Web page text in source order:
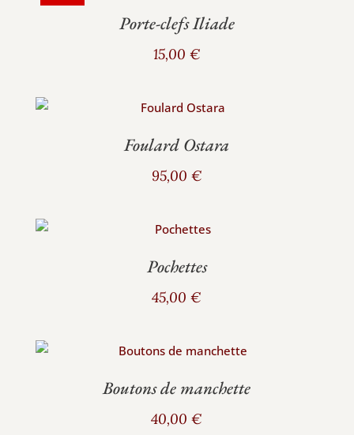
Porte-clefs Iliade
15,00 €
Foulard Ostara
95,00 €
Pochettes
45,00€
Boutons de manchette
40,00€